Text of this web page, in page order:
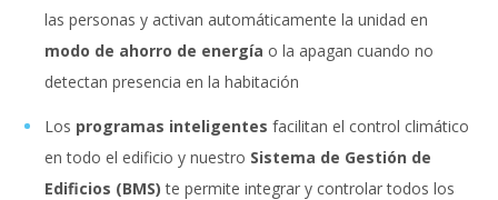
las personas y activan automáticamente la unidad en
modo de ahorro de energía o la apagan cuando no
detectan presencia en la habitación
Los programas inteligentes facilitan el control climático
en todo el edificio y nuestro Sistema de Gestión de
Edificios (BMS) te permite integrar y controlar todos los